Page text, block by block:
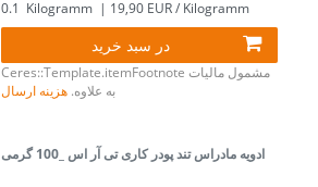
0.1 Kilogramm | 19,90 EUR / Kilogramm
در سبد خرید
Ceres::Template.itemFootnote مشمول مالیات
به علاوه. هزینه ارسال
ادویه مادراس تند پودر کاری تی آر اس _100 گرمی